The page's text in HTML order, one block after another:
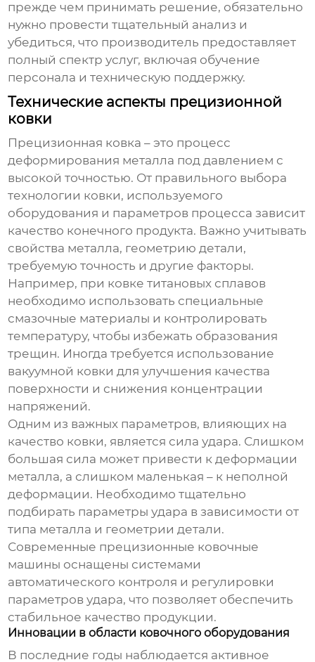
прежде чем принимать решение, обязательно
нужно провести тщательный анализ и
убедиться, что производитель предоставляет
полный спектр услуг, включая обучение
персонала и техническую поддержку.
Технические аспекты прецизионной
ковки
Прецизионная ковка – это процесс
деформирования металла под давлением с
высокой точностью. От правильного выбора
технологии ковки, используемого
оборудования и параметров процесса зависит
качество конечного продукта. Важно учитывать
свойства металла, геометрию детали,
требуемую точность и другие факторы.
Например, при ковке титановых сплавов
необходимо использовать специальные
смазочные материалы и контролировать
температуру, чтобы избежать образования
трещин. Иногда требуется использование
вакуумной ковки для улучшения качества
поверхности и снижения концентрации
напряжений.
Одним из важных параметров, влияющих на
качество ковки, является сила удара. Слишком
большая сила может привести к деформации
металла, а слишком маленькая – к неполной
деформации. Необходимо тщательно
подбирать параметры удара в зависимости от
типа металла и геометрии детали.
Современные прецизионные ковочные
машины оснащены системами
автоматического контроля и регулировки
параметров удара, что позволяет обеспечить
стабильное качество продукции.
Инновации в области ковочного оборудования
В последние годы наблюдается активное